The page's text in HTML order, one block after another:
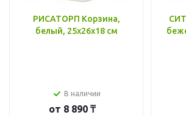
РИСАТОРП Корзина,
белый, 25x26x18 см
В наличии
от 8 890 ₸